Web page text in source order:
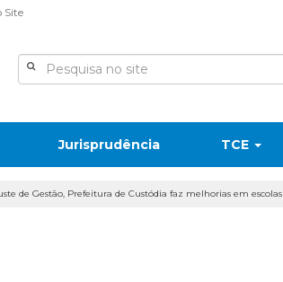
Site
Jurisprudência TCE
de Gestão, Prefeitura de Custódia faz melhorias em escolas